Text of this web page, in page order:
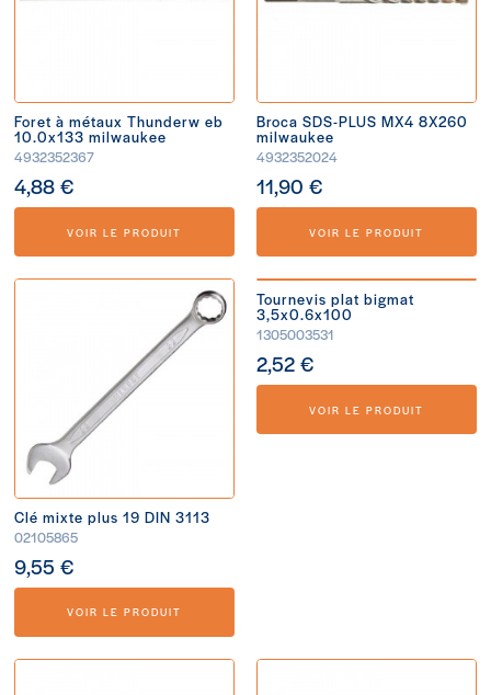
Foret à métaux Thunderw eb
10.0x133 milwaukee
4932352367
4,88 €
VOIR LE PRODUIT
Broca SDS-PLUS MX4 8X260
milwaukee
4932352024
11,90 €
VOIR LE PRODUIT
Clé mixte plus 19 DIN 3113
02105865
9,55 €
VOIR LE PRODUIT
Tournevis plat bigmat
3,5x0.6x100
1305003531
2,52 €
VOIR LE PRODUIT